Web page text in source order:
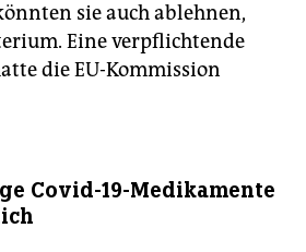
sie auch ablehnen,
Eine verpflichtende
die EU-Kommission
Covid-19-Medikamente